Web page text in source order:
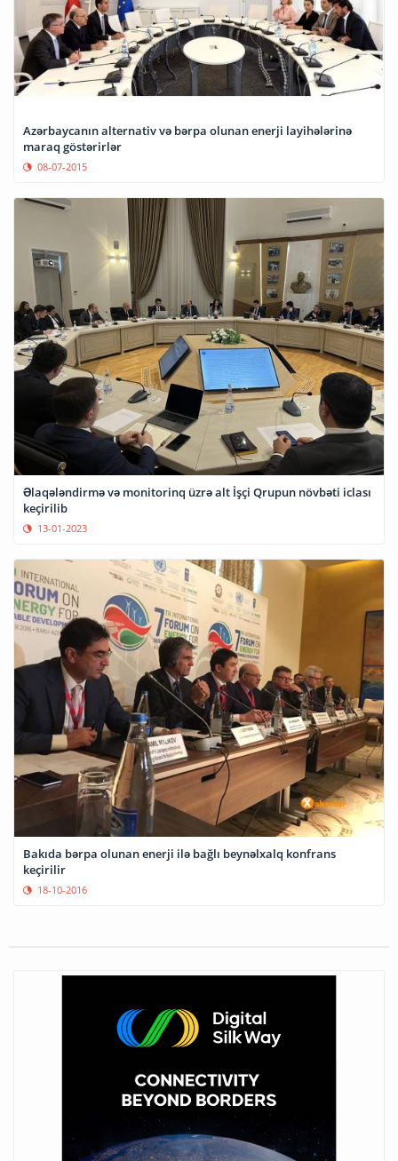
Azərbaycanın alternativ və bərpa olunan enerji layihələrinə
maraq göstərirlər
08-07-2015
Əlaqələndirmə və monitorinq üzrə alt İşçi Qrupun növbəti iclası
keçirilib
13-01-2023
Bakıda bərpa olunan enerji ilə bağlı beynəlxalq konfrans
keçirilir
18-10-2016